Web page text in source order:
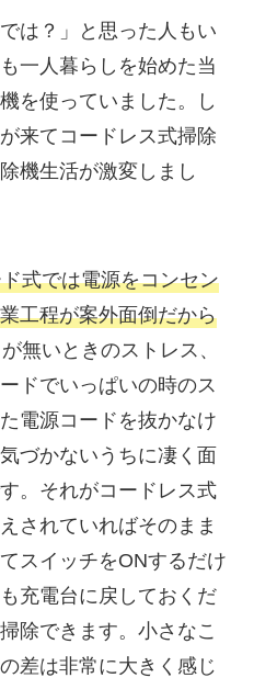
は？」と思った人もい
一人暮らしを始めた当
を使っていました。し
来てコードレス式掃除
機生活が激変しまし
式では電源をコンセン
工程が案外面倒だから
無いときのストレス、
ドでいっぱいの時のス
電源コードを抜かなけ
づかないうちに凄く面
。それがコードレス式
されていればそのまま
スイッチをONするだけ
充電台に戻しておくだ
除できます。小さなこ
差は非常に大きく感じ